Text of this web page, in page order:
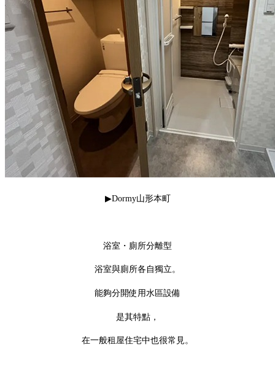
▶Dormy山形本町
浴室・廁所分離型
浴室與廁所各自獨立。
能夠分開使用水區設備
是其特點，
在一般租屋住宅中也很常見。